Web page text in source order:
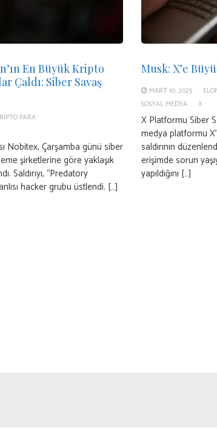
En Büyük Kripto
Çaldı: Siber Savaş
PARA
Nobitex, Çarşamba günü siber
şirketlerine göre yaklaşık
Saldırıyı, “Predatory
hacker grubu üstlendi. […]
Musk: X’e
MART 10, 2025
SOSYAL MEDYA
X
X Platformu Siber
medya platformu
saldırının
erişimde sorun
yapıldığını […]